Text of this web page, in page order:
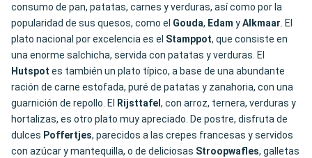
consumo de pan, patatas, carnes y verduras, así como por la
popularidad de sus quesos, como el Gouda, Edam yAlkmaar. El
plato nacional por excelencia es el Stamppot, que consiste en
una enorme salchicha, servida con patatas y verduras. El
Hutspot es también un plato típico, a base de una abundante
ración de carne estofada, puré de patatas y zanahoria, con una
guarnición de repollo. El
Rijsttafel , con arroz, ternera, verduras y
hortalizas, es otro plato muy apreciado. De postre, disfruta de
dulces Poffertjes, parecidos a las crepes francesas y servidos
con azúcar y mantequilla, o de deliciosas Stroopwafles, galletas